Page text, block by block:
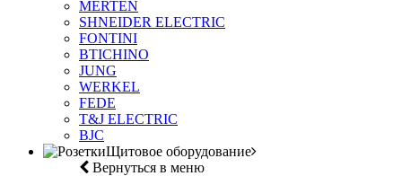
MERTEN
SHNEIDER ELECTRIC
FONTINI
BTICHINO
JUNG
WERKEL
FEDE
T&J ELECTRIC
BJC
Щитовое оборудование
Вернуться в меню